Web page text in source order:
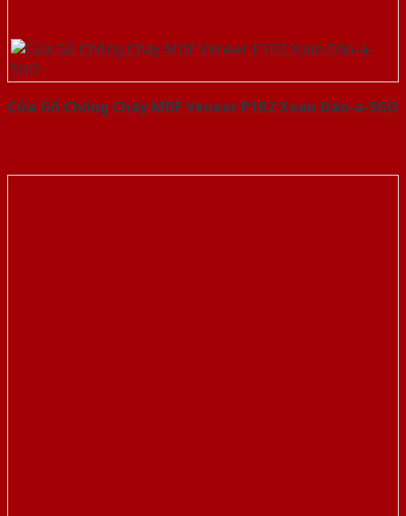
Cửa Gỗ Chống Cháy MDF Veneer P1R2 Xoan Đào-a-SGD